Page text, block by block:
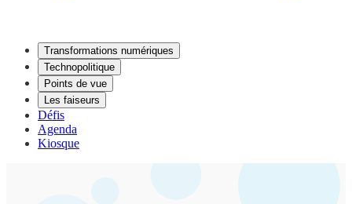
Transformations numériques
Technopolitique
Points de vue
Les faiseurs
Défis
Agenda
Kiosque